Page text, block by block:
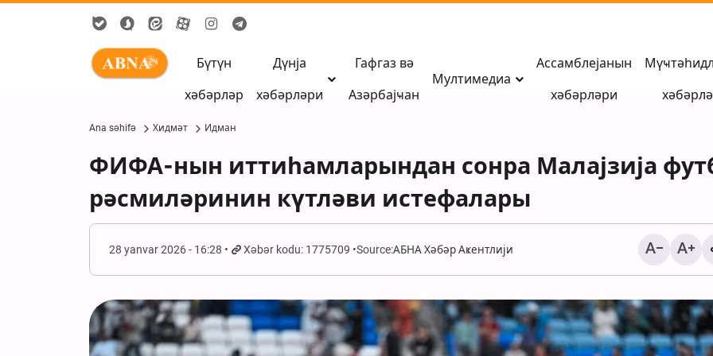
Бүтүн
хәбәрләр
Дүнја
хәбәрләри
Гафгаз вә
Азәрбајҹан
Мултимедиа
Ассамблејанын
хәбәрләри
Ana səhifə Хидмәт Идман
ФИФА-нын иттиһамларындан сонра Малајзија
рәсмиләринин күтләви истефалары
28 yanvar 2026 - 16:28 Xəbər kodu: 1775709 Source:АБНА Хәбәр Аҝентлији
Иранын Тамерчин
сәрһәдиндән ҝери
Әрбәин зәвварлары